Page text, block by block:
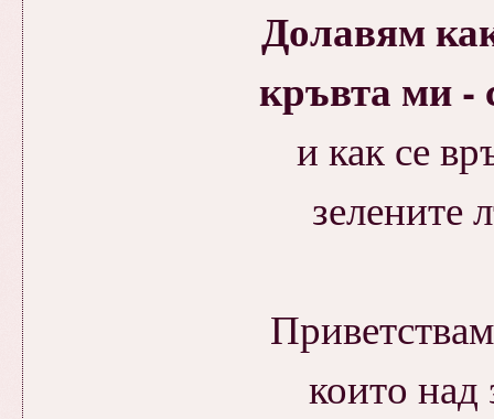
Долавям
кръвта ми -
и как се
зелените
които над